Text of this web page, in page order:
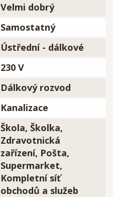
Velmi dobrý
Samostatný
Ústřední - dálkové
230 V
Dálkový rozvod
Kanalizace
Škola, Školka,
Zdravotnická
zařízení, Pošta,
Supermarket,
Kompletní síť
obchodů a služeb